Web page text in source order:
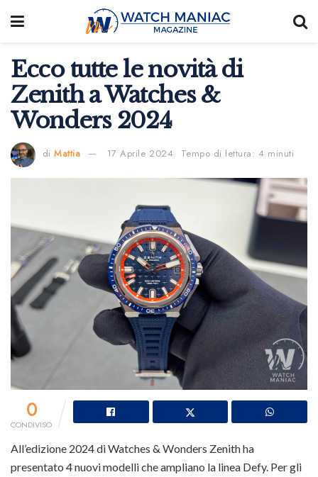
Ecco tutte le novità di
Zenith a Watches &
Wonders 2024
di Mattia 17 Aprile 2024 Tempo di lettura: 4 minuti
0
CONDIVISO
All’edizione 2024 di Watches & Wonders Zenith ha
presentato 4 nuovi modelli che ampliano la linea Defy. Per gli